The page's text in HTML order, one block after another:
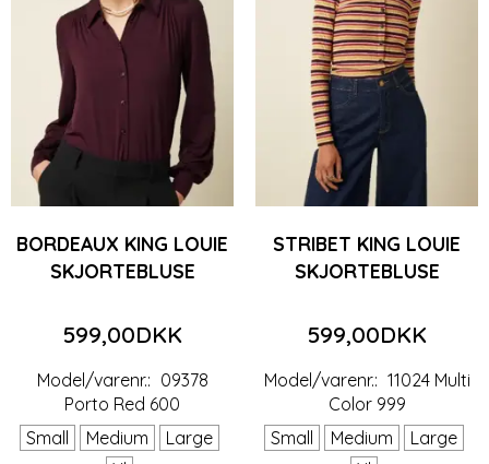
BORDEAUX KING LOUIE
SKJORTEBLUSE
599,00DKK
Model/varenr.: 09378
Porto Red 600
Small
Medium
Large
STRIBET KING LOUIE
SKJORTEBLUSE
599,00DKK
Model/varenr.: 11024 Multi
Color 999
Small
Medium
Large